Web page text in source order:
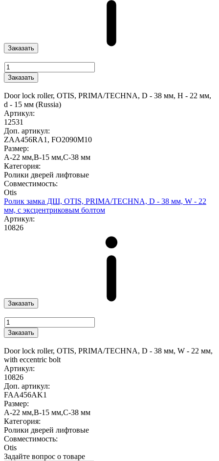
Заказать
Заказать
Door lock roller, OTIS, PRIMA/TECHNA, D - 38 мм, H - 22 мм,
d - 15 мм (Russia)
Артикул:
12531
Доп. артикул:
ZAA456RA1, FO2090M10
Размер:
A-22 мм,B-15 мм,C-38 мм
Категория:
Ролики дверей лифтовые
Совместимость:
Otis
Ролик замка ДШ, OTIS, PRIMA/TECHNA, D - 38 мм, W - 22
мм, с эксцентриковым болтом
Артикул:
10826
Заказать
Заказать
Door lock roller, OTIS, PRIMA/TECHNA, D - 38 мм, W - 22 мм,
with eccentric bolt
Артикул:
10826
Доп. артикул:
FAA456AK1
Размер:
A-22 мм,B-15 мм,C-38 мм
Категория:
Ролики дверей лифтовые
Совместимость:
Otis
Задайте вопрос о товаре